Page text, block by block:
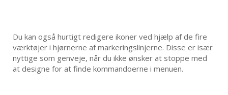
Du kan også hurtigt redigere ikoner ved hjælp af de fire
værktøjer i hjørnerne af markeringslinjerne. Disse er især
nyttige som genveje, når du ikke ønsker at stoppe med
at designe for at finde kommandoerne i menuen.